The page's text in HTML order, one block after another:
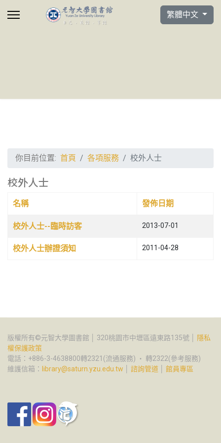
選擇你的語言
繁體中文
你目前位置: 首頁 各項服務 校外人士
校外人士
文章列表
名稱 發佈日期
校外人士--臨時訪客 2013-07-01
校外人士辦證須知 2011-04-28
版權所有©元智大學圖書館 │ 320桃園市中壢區遠東路135號 │
隱私
權保護政策
電話：+886-3-4638800轉2321(流通服務) ‧ 轉2322(參考服務)
維護信箱： library@saturn.yzu.edu.tw 諮詢管道 館員專區